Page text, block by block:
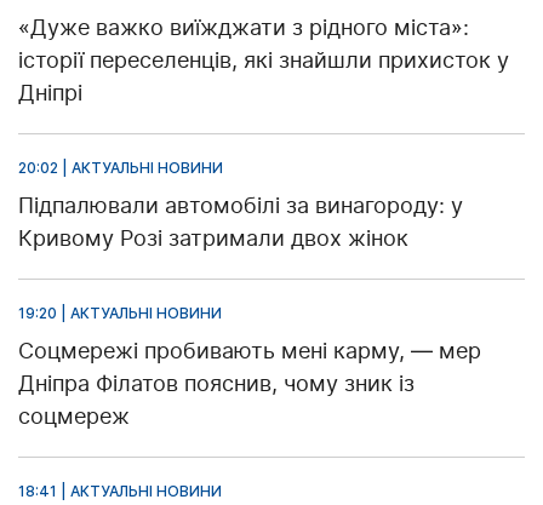
«Дуже важко виїжджати з рідного міста»:
історії переселенців, які знайшли прихисток у
Дніпрі
20:02 | АКТУАЛЬНІ НОВИНИ
Підпалювали автомобілі за винагороду: у
Кривому Розі затримали двох жінок
19:20 | АКТУАЛЬНІ НОВИНИ
Соцмережі пробивають мені карму, — мер
Дніпра Філатов пояснив, чому зник із
соцмереж
18:41 | АКТУАЛЬНІ НОВИНИ